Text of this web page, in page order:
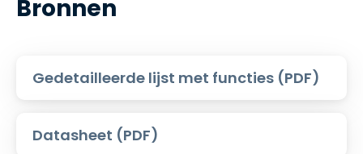
Bronnen
Gedetailleerde lijst met functies (PDF)
Datasheet (PDF)